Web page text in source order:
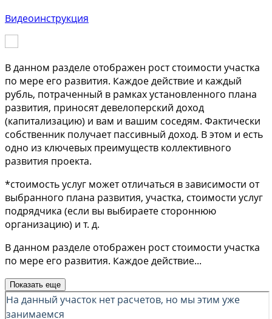
Видеоинструкция
В данном разделе отображен рост стоимости участка
по мере его развития. Каждое действие и каждый
рубль, потраченный в рамках установленного плана
развития, приносят девелоперский доход
(капитализацию) и вам и вашим соседям. Фактически
собственник получает пассивный доход. В этом и есть
одно из ключевых преимуществ коллективного
развития проекта.
*стоимость услуг может отличаться в зависимости от
выбранного плана развития, участка, стоимости услуг
подрядчика (если вы выбираете стороннюю
организацию) и т. д.
В данном разделе отображен рост стоимости участка
по мере его развития. Каждое действие...
Показать еще